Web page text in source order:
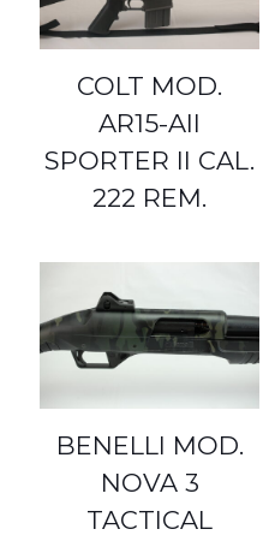
COLT MOD.
AR15-AII
SPORTER II CAL.
222 REM.
BENELLI MOD.
NOVA 3
TACTICAL